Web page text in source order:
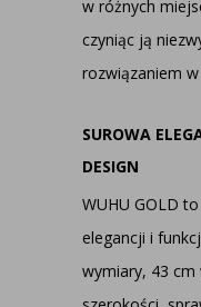
w różnych
czyniąc ją
rozwiązaniem
SUROWA
DESIGN
WUHU GOLD
elegancji i
wymiary, 43 cm